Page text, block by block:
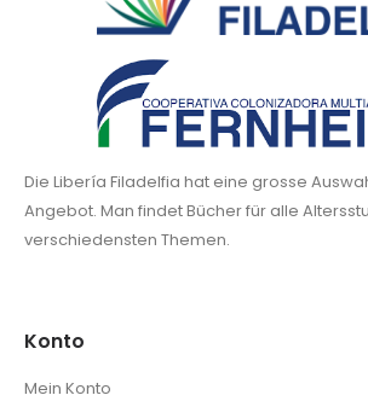
Die Libería Filadelfia hat eine grosse
Angebot. Man findet Bücher für alle
verschiedensten Themen.
Konto
Mein Konto